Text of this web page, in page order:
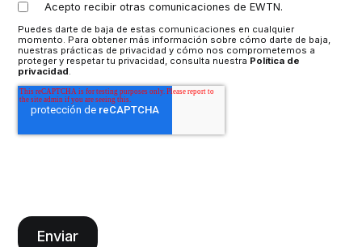
Acepto recibir otras comunicaciones de EWTN.
Puedes darte de baja de estas comunicaciones en cualquier
momento. Para obtener más información sobre cómo darte de baja,
nuestras prácticas de privacidad y cómo nos comprometemos a
proteger y respetar tu privacidad, consulta nuestra Política de
privacidad